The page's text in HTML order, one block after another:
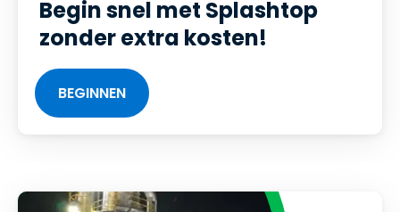
Begin snel met Splashtop
zonder extra kosten!
BEGINNEN